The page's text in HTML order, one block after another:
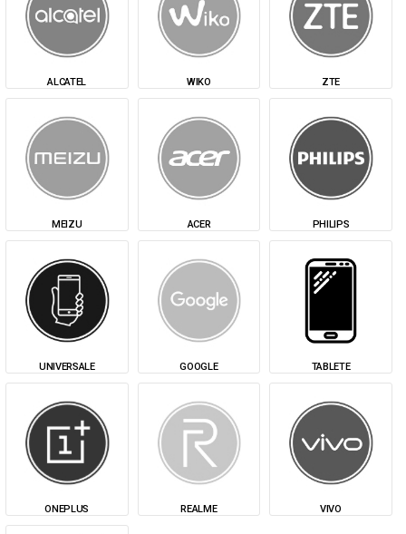
ALCATEL WIKO ZTE
MEIZU ACER PHILIPS
UNIVERSALE GOOGLE TABLETE
ONEPLUS REALME VIVO